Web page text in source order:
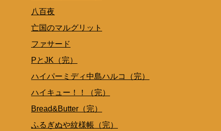
八百夜
亡国のマルグリット
ファサード
PとJK（完）
ハイパーミディ中島ハルコ（完）
ハイキュー！！（完）
Bread&Butter（完）
ふるぎぬや紋様帳（完）